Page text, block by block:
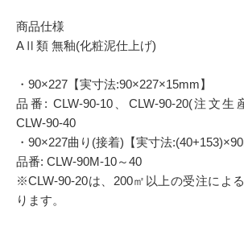
商品仕様
AⅡ類 無釉(化粧泥仕上げ)
・90×227【実寸法:90×227×15mm】
品番: CLW-90-10、CLW-90-20(注文生
CLW-90-40
・90×227曲り(接着)【実寸法
品番: CLW-90M-10～40
※CLW-90-20は、200㎡以上の受注によ
ります。